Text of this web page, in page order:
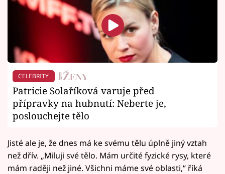
CELEBRITY
Patricie Solaříková varuje před
přípravky na hubnutí: Neberte je,
poslouchejte tělo
Jisté ale je, že dnes má ke svému tělu úplně jiný vztah
než dřív. „Miluji své tělo. Mám určité fyzické rysy, které
mám raději než jiné. Všichni máme své oblasti,“ říká